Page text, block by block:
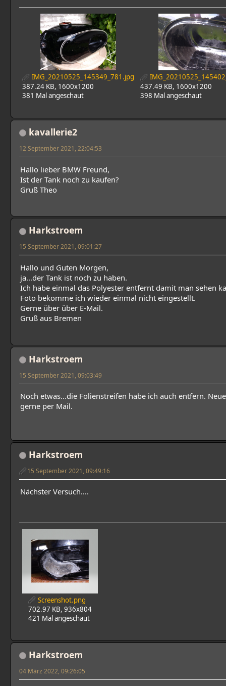
IMG_20210525_145349_781.jpg
387.24 KB, 1600x1200
381 Mal angeschaut
437.49 KB, 1600x1200
398 Mal angeschaut
kavallerie2
12 September 2021, 22:04:53
Hallo lieber BMW Freund,
Ist der Tank noch zu kaufen?
Gruß Theo
Harkstroem
15 September 2021, 09:01:27
Hallo und Guten Morgen,
ja...der Tank ist noch zu haben.
Ich habe einmal das Polyester entfernt damit man sehen
Foto bekomme ich wieder einmal nicht eingestellt.
Gerne über über E-Mail.
Gruß aus Bremen
Harkstroem
15 September 2021, 09:03:49
Noch etwas...die Folienstreifen habe ich auch entfern.
gerne per Mail.
Harkstroem
15 September 2021, 09:49:16
Nächster Versuch....
Screenshot.png
702.97 KB, 936x804
421 Mal angeschaut
Harkstroem
04 März 2022, 09:26:05